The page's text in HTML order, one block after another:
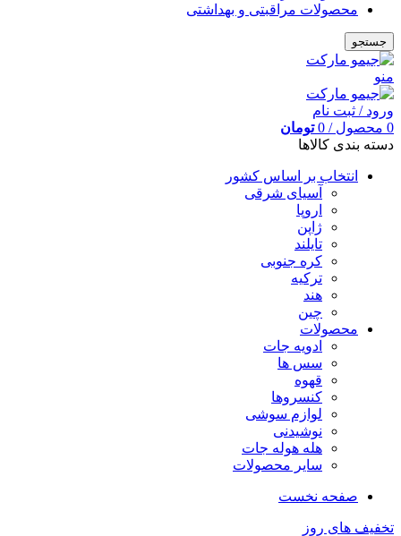
محصولات مراقبتی و بهداشتی
جستجو
منو
ورود / ثبت نام
0 محصول /
0 تومان
دسته بندی کالاها
انتخاب بر اساس کشور
آسیای شرقی
اروپا
ژاپن
تایلند
کره جنوبی
ترکیه
هند
چین
محصولات
ادویه جات
سس ها
قهوه
کنسروها
لوازم سوشی
نوشیدنی
هله هوله جات
سایر محصولات
صفحه نخست
تخفیف های روز